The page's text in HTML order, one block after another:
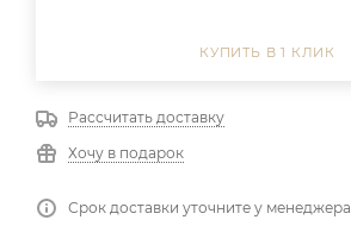
КУПИТЬ В 1 КЛИК
Рассчитать доставку
Хочу в подарок
Срок доставки уточните у менеджера